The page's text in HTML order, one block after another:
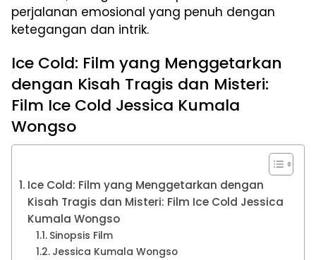
perjalanan emosional yang penuh dengan
ketegangan dan intrik.
Ice Cold: Film yang Menggetarkan
dengan Kisah Tragis dan Misteri:
Film Ice Cold Jessica Kumala
Wongso
Ice Cold: Film yang Menggetarkan dengan
Kisah Tragis dan Misteri: Film Ice Cold Jessica
Kumala Wongso
Sinopsis Film
Jessica Kumala Wongso